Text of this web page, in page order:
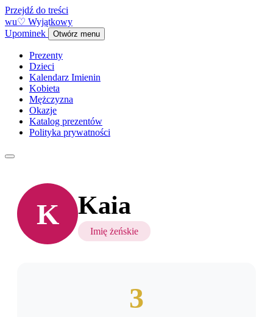
Przejdź do treści
wu♡ Wyjątkowy
Upominek
Otwórz menu
Prezenty
Dzieci
Kalendarz Imienin
Kobieta
Mężczyzna
Okazje
Katalog prezentów
Polityka prywatności
K Kaia
Imię żeńskie
3